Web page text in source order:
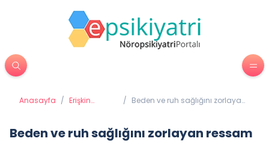
Anasayfa / Erişkin
/ Beden ve ruh sağlığını zorlayan
Beden ve ruh sağlığını zorlayan ressam